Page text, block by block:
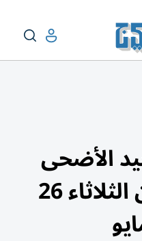
الأضحى
في «الخاص» من الثلاثاء 26